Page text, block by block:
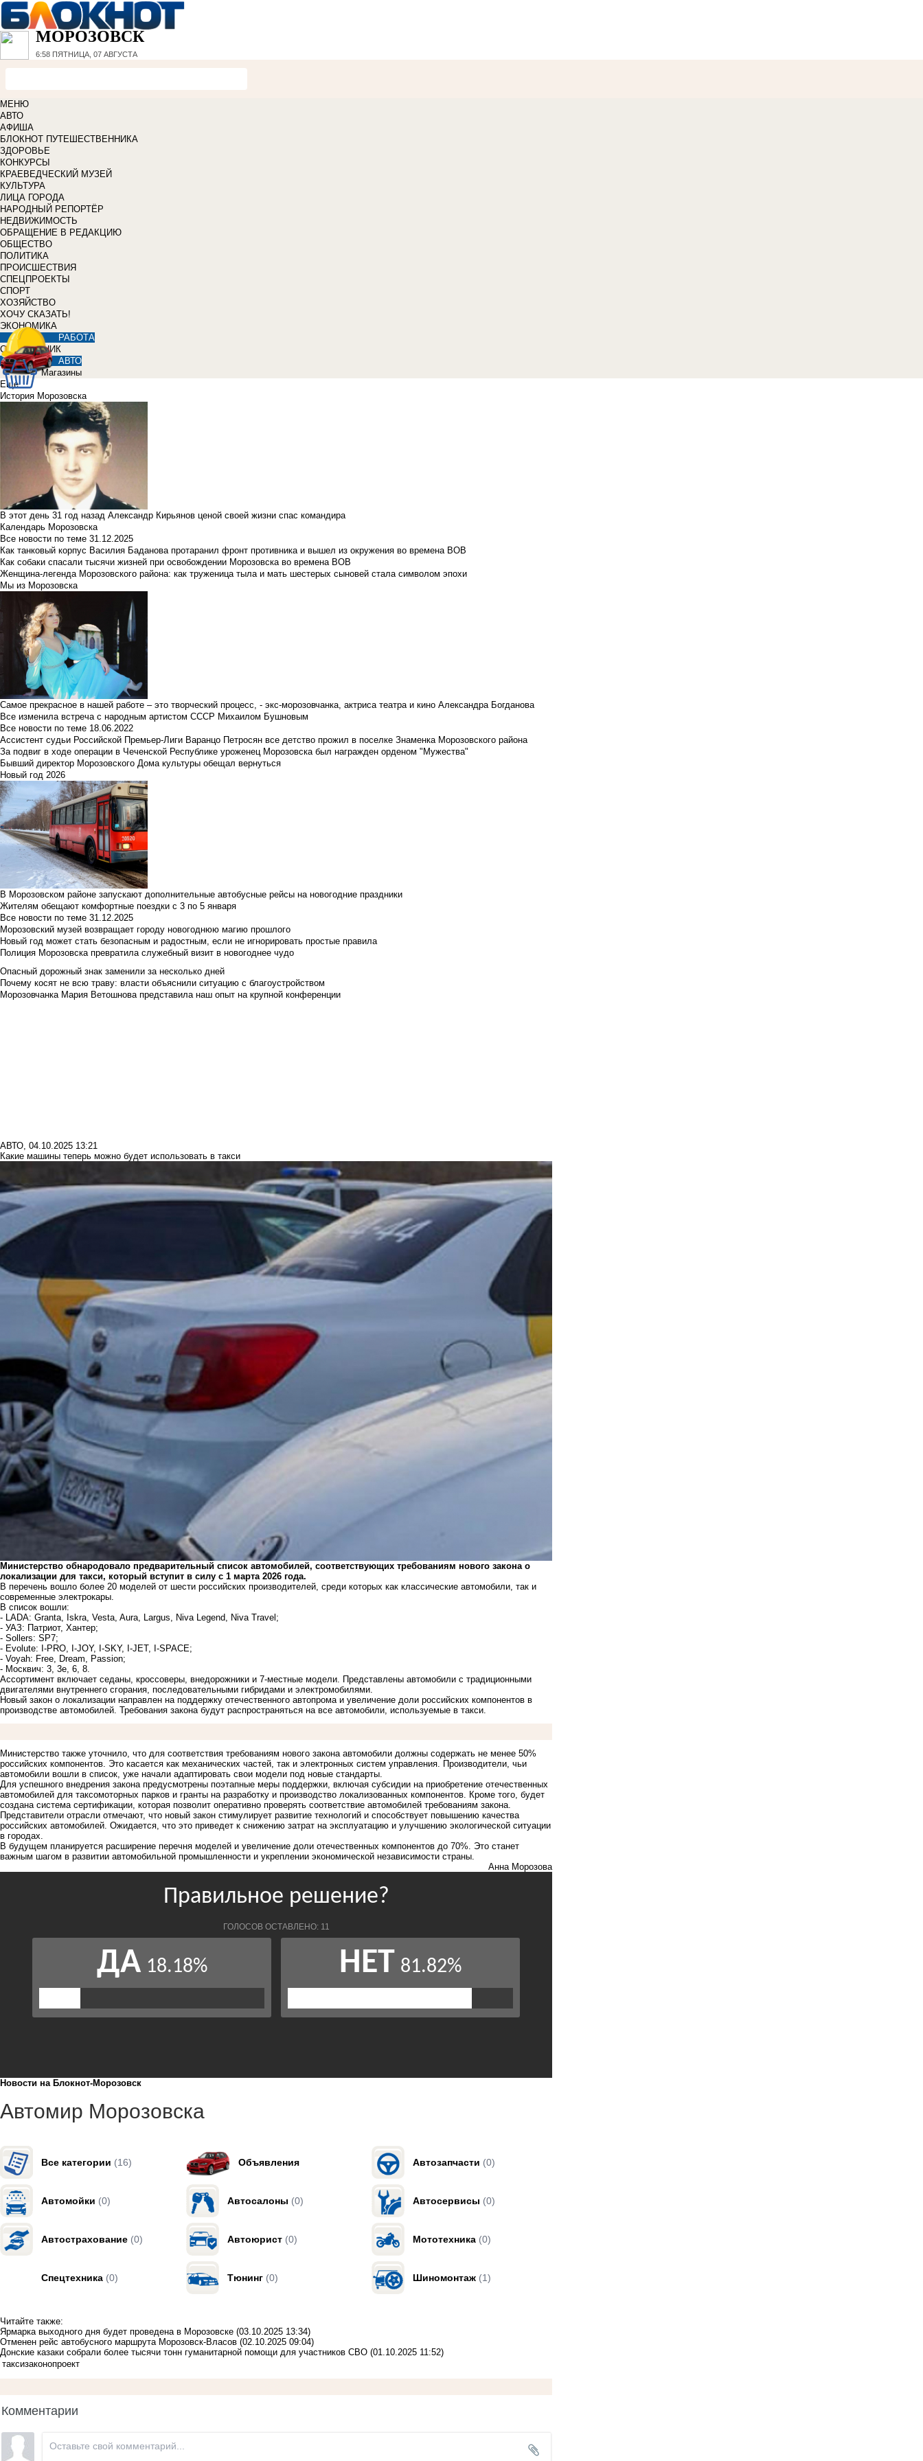
МОРОЗОВСК
6:58 ПЯТНИЦА, 07 АВГУСТА
МЕНЮ
АВТО
АФИША
БЛОКНОТ ПУТЕШЕСТВЕННИКА
ЗДОРОВЬЕ
КОНКУРСЫ
КРАЕВЕДЧЕСКИЙ МУЗЕЙ
КУЛЬТУРА
ЛИЦА ГОРОДА
НАРОДНЫЙ РЕПОРТЁР
НЕДВИЖИМОСТЬ
ОБРАЩЕНИЕ В РЕДАКЦИЮ
ОБЩЕСТВО
ПОЛИТИКА
ПРОИСШЕСТВИЯ
СПЕЦПРОЕКТЫ
СПОРТ
ХОЗЯЙСТВО
ХОЧУ СКАЗАТЬ!
ЭКОНОМИКА
РАБОТА
СПРАВОЧНИК
АВТО
Магазины
Еще
История Морозовска
В этот день 31 год назад Александр Кирьянов ценой своей жизни спас командира
Календарь Морозовска
Все новости по теме 31.12.2025
Как танковый корпус Василия Баданова протаранил фронт противника и вышел из окружения во времена ВОВ
Как собаки спасали тысячи жизней при освобождении Морозовска во времена ВОВ
Женщина-легенда Морозовского района: как труженица тыла и мать шестерых сыновей стала символом эпохи
Мы из Морозовска
Самое прекрасное в нашей работе – это творческий процесс, - экс-морозовчанка, актриса театра и кино Александра Богданова
Все изменила встреча с народным артистом СССР Михаилом Бушновым
Все новости по теме 18.06.2022
Ассистент судьи Российской Премьер-Лиги Варанцо Петросян все детство прожил в поселке Знаменка Морозовского района
За подвиг в ходе операции в Чеченской Республике уроженец Морозовска был награжден орденом "Мужества"
Бывший директор Морозовского Дома культуры обещал вернуться
Новый год 2026
В Морозовском районе запускают дополнительные автобусные рейсы на новогодние праздники
Жителям обещают комфортные поездки с 3 по 5 января
Все новости по теме 31.12.2025
Морозовский музей возвращает городу новогоднюю магию прошлого
Новый год может стать безопасным и радостным, если не игнорировать простые правила
Полиция Морозовска превратила служебный визит в новогоднее чудо
Опасный дорожный знак заменили за несколько дней
Почему косят не всю траву: власти объяснили ситуацию с благоустройством
Морозовчанка Мария Ветошнова представила наш опыт на крупной конференции
АВТО, 04.10.2025 13:21
Какие машины теперь можно будет использовать в такси
Министерство обнародовало предварительный список автомобилей, соответствующих требованиям нового закона о
локализации для такси, который вступит в силу с 1 марта 2026 года.
В перечень вошло более 20 моделей от шести российских производителей, среди которых как классические автомобили, так и
современные электрокары.
В список вошли:
- LADA: Granta, Iskra, Vesta, Aura, Largus, Niva Legend, Niva Travel;
- УАЗ: Патриот, Хантер;
- Sollers: SP7;
- Evolute: I-PRO, I-JOY, I-SKY, I-JET, I-SPACE;
- Voyah: Free, Dream, Passion;
- Москвич: 3, 3е, 6, 8.
Ассортимент включает седаны, кроссоверы, внедорожники и 7-местные модели. Представлены автомобили с традиционными
двигателями внутреннего сгорания, последовательными гибридами и электромобилями.
Новый закон о локализации направлен на поддержку отечественного автопрома и увеличение доли российских компонентов в
производстве автомобилей. Требования закона будут распространяться на все автомобили, используемые в такси.
Министерство также уточнило, что для соответствия требованиям нового закона автомобили должны содержать не менее 50%
российских компонентов. Это касается как механических частей, так и электронных систем управления. Производители, чьи
автомобили вошли в список, уже начали адаптировать свои модели под новые стандарты.
Для успешного внедрения закона предусмотрены поэтапные меры поддержки, включая субсидии на приобретение отечественных
автомобилей для таксомоторных парков и гранты на разработку и производство локализованных компонентов. Кроме того, будет
создана система сертификации, которая позволит оперативно проверять соответствие автомобилей требованиям закона.
Представители отрасли отмечают, что новый закон стимулирует развитие технологий и способствует повышению качества
российских автомобилей. Ожидается, что это приведет к снижению затрат на эксплуатацию и улучшению экологической ситуации
в городах.
В будущем планируется расширение перечня моделей и увеличение доли отечественных компонентов до 70%. Это станет
важным шагом в развитии автомобильной промышленности и укреплении экономической независимости страны.
Анна Морозова
Новости на Блoкнoт-Морозовск
Автомир Морозовска
Все категории (16) Объявления Автозапчасти (0)
Автомойки (0) Автосалоны (0) Автосервисы (0)
Автострахование (0) Автоюрист (0) Мототехника (0)
Спецтехника (0) Тюнинг (0) Шиномонтаж (1)
Читайте также:
Ярмарка выходного дня будет проведена в Морозовске (03.10.2025 13:34)
Отменен рейс автобусного маршрута Морозовск-Власов (02.10.2025 09:04)
Донские казаки собрали более тысячи тонн гуманитарной помощи для участников СВО (01.10.2025 11:52)
таксизаконопроект
Комментарии